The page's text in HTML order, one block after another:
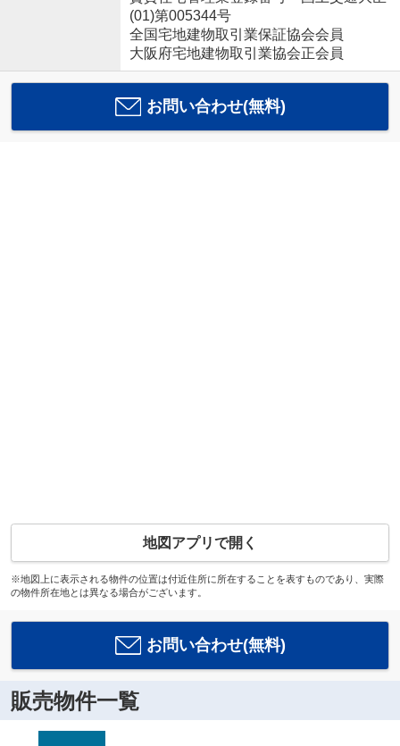
(01)第005344号
全国宅地建物取引業保証協会会員
大阪府宅地建物取引業協会正会員
お問い合わせ(無料)
地図アプリで開く
※地図上に表示される物件の位置は付近住所に所在することを表すものであり、実際
の物件所在地とは異なる場合がございます。
お問い合わせ(無料)
販売物件一覧